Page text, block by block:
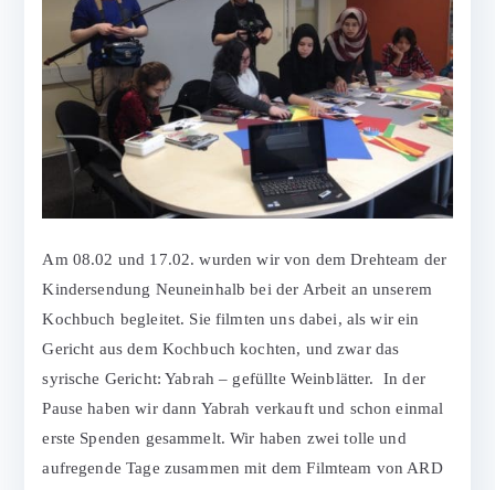
Am 08.02 und 17.02. wurden wir von dem Drehteam der
Kindersendung Neuneinhalb bei der Arbeit an unserem
Kochbuch begleitet. Sie filmten uns dabei, als wir ein
Gericht aus dem Kochbuch kochten, und zwar das
syrische Gericht: Yabrah – gefüllte Weinblätter. In der
Pause haben wir dann Yabrah verkauft und schon einmal
erste Spenden gesammelt. Wir haben zwei tolle und
aufregende Tage zusammen mit dem Filmteam von ARD